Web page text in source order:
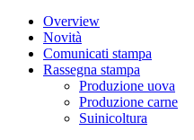
Overview
Novità
Comunicati stampa
Rassegna stampa
Produzione uova
Produzione carne
Suinicoltura